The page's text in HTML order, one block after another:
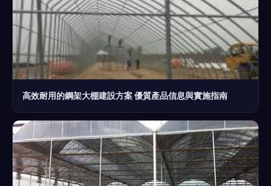
高效耐用的鋼架大棚建設方案 優質產品信息與實施指南